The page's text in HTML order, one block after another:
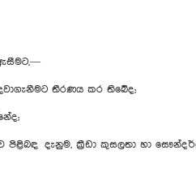
තීරණය කර තිබේද;
දැනුම, ක්‍රීඩා කුසලතා හා